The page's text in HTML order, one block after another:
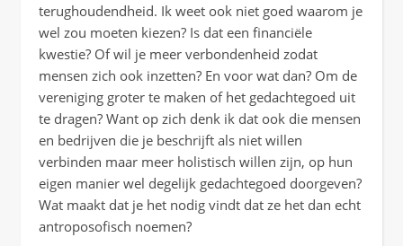
terughoudendheid. Ik weet ook niet goed waarom je
wel zou moeten kiezen? Is dat een financiële
kwestie? Of wil je meer verbondenheid zodat
mensen zich ook inzetten? En voor wat dan? Om de
vereniging groter te maken of het gedachtegoed uit
te dragen? Want op zich denk ik dat ook die mensen
en bedrijven die je beschrijft als niet willen
verbinden maar meer holistisch willen zijn, op hun
eigen manier wel degelijk gedachtegoed doorgeven?
Wat maakt dat je het nodig vindt dat ze het dan echt
antroposofisch noemen?